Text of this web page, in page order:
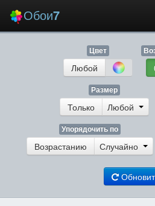
Обои7
Заставки
Цвет
Любой
Размер
Только Любой
Упорядочить по
Возрастанию Случайно